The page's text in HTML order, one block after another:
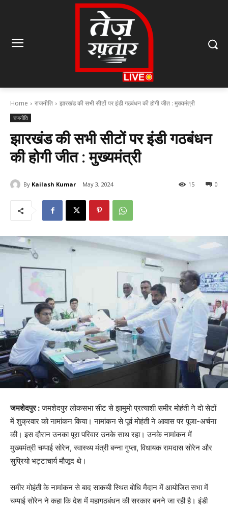
Home राजनीति झारखंड की सभी सीटों पर इंडी गठबंधन की होगी जीत : मुख्यमंत्री
राजनीति
झारखंड की सभी सीटों पर इंडी गठबंधन
की होगी जीत : मुख्यमंत्री
By Kailash Kumar May 3, 2024 0
15
जमशेदपुर :जमशेदपुर लोकसभा सीट से झामुमो प्रत्याशी समीर मोहंती ने दो सेटों
में शुक्रवार को नामांकन किया। नामांकन से पूर्व मोहंती ने आवास पर पूजा-अर्चना
की। इस दौरान उनका पूरा परिवार उनके साथ रहा। उनके नामांकन में
मुख्यमंत्री चम्पाई सोरेन, स्वास्थ्य मंत्री बन्ना गुप्ता, विधायक रामदास सोरेन और
सुप्रियो भट्टाचार्य मौजूद थे।
समीर मोहंती के नामांकन से बाद साकची स्थित बोधि मैदान में आयोजित सभा में
चम्पाई सोरेन ने कहा कि देश में महागठबंधन की सरकार बनने जा रही है। इंडी